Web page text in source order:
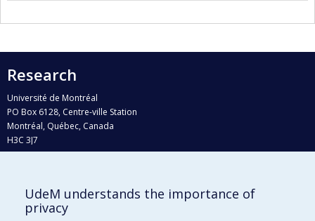
Research
Université de Montréal
PO Box 6128, Centre-ville Station
Montréal, Québec, Canada
H3C 3J7
Who does what?
UdeM understands the importance of
privacy